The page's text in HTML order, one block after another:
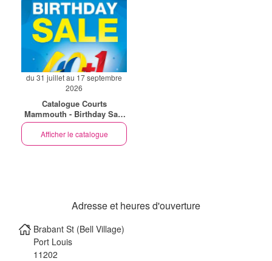
du 31 juillet au 17 septembre
2026
Catalogue Courts
Mammouth - Birthday Sale
(EN)
Afficher le catalogue
Adresse et heures d'ouverture
Brabant St (Bell Village)
Port Louis
11202